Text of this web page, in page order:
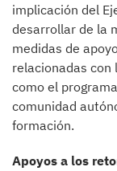
implicación del
desarrollar de la
medidas de
relacionadas con
como el
comunidad
formación.
Apoyos a los